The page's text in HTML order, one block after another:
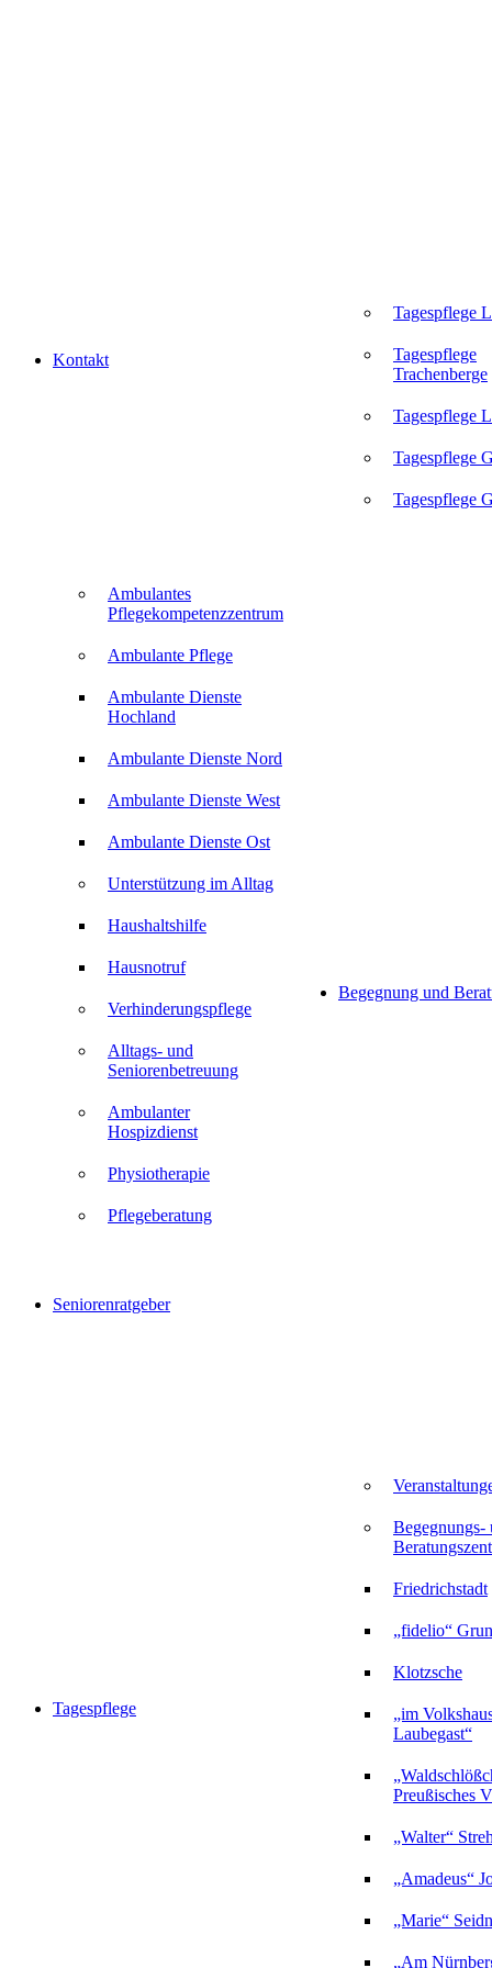
Kontakt
Seniorenratgeber
Ambulantes
Pflegekompetenzzentrum
Ambulante Pflege
Ambulante Dienste
Hochland
Ambulante Dienste Nord
Ambulante Dienste West
Ambulante Dienste Ost
Unterstützung im Alltag
Haushaltshilfe
Hausnotruf
Verhinderungspflege
Alltags- und
Seniorenbetreuung
Ambulanter
Hospizdienst
Physiotherapie
Pflegeberatung
Tagespflege
Tagespflege
Tagespflege
Trachenberge
Tagespflege
Tagespflege
Tagespflege
Begegnung und
Begegnungs-
Friedrichstadt
„fidelio“
Klotzsche
„im
Laubegast“
Preußisches
„Walter“
„Amadeus“
„Marie“
„Am